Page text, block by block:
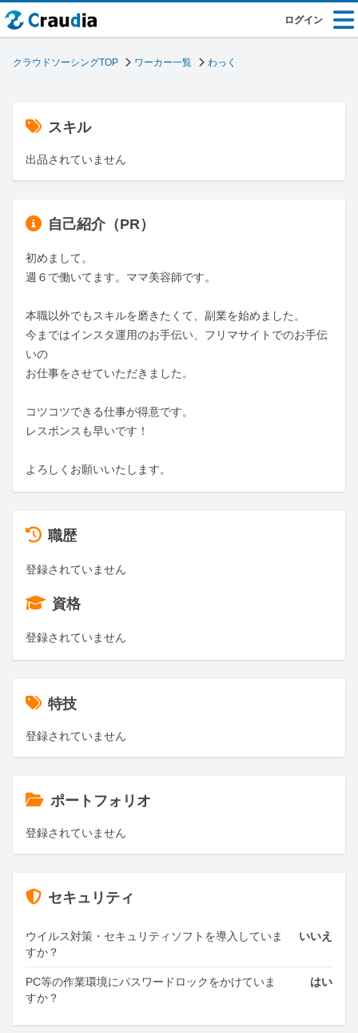
ログイン
クラウドソーシングTOP ワーカー一覧 わっく
スキル
出品されていません
自己紹介（PR）
初めまして。
週６で働いてます。ママ美容師です。
本職以外でもスキルを磨きたくて、副業を始めました。
今まではインスタ運用のお手伝い、フリマサイトでのお手伝
いの
お仕事をさせていただきました。
コツコツできる仕事が得意です。
レスポンスも早いです！
よろしくお願いいたします。
職歴
登録されていません
資格
登録されていません
特技
登録されていません
ポートフォリオ
登録されていません
セキュリティ
ウイルス対策・セキュリティソフトを導入していま
すか？
いいえ
PC等の作業環境にパスワードロックをかけていま
すか？
はい